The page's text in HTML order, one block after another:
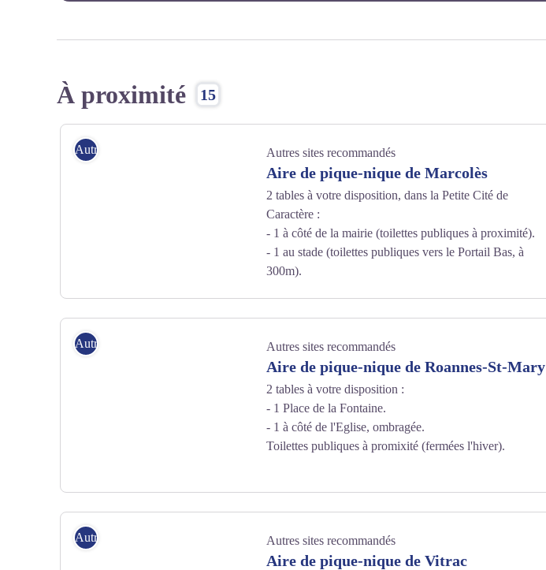
À proximité 15
Autres sites recommandés Autres sites recommandés
Aire de pique-nique de Marcolès
2 tables à votre disposition, dans la Petite Cité de
Caractère :
- 1 à côté de la mairie (toilettes publiques à proximité).
- 1 au stade (toilettes publiques vers le Portail Bas, à
300m).
Autres sites recommandés Autres sites recommandés
Aire de pique-nique de Roannes-St-Mary
2 tables à votre disposition :
- 1 Place de la Fontaine.
- 1 à côté de l'Eglise, ombragée.
Toilettes publiques à promixité (fermées l'hiver).
Autres sites recommandés Autres sites recommandés
Aire de pique-nique de Vitrac